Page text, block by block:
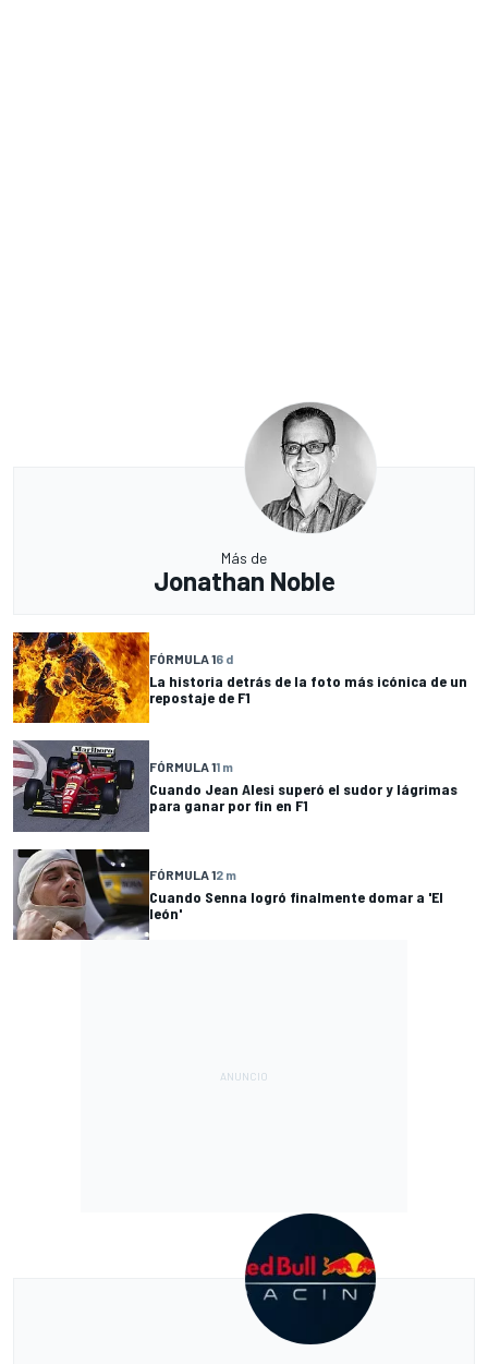
Más de
Jonathan Noble
FÓRMULA 16 d
La historia detrás de la foto más icónica de un
repostaje de F1
FÓRMULA 11 m
Cuando Jean Alesi superó el sudor y lágrimas
para ganar por fin en F1
FÓRMULA 12 m
Cuando Senna logró finalmente domar a 'El
león'